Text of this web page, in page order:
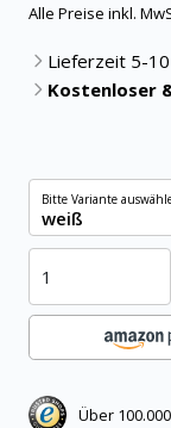
Alle Preise inkl.
Lieferzeit 5-
Kostenloser
Bitte Variante
weiß
Über